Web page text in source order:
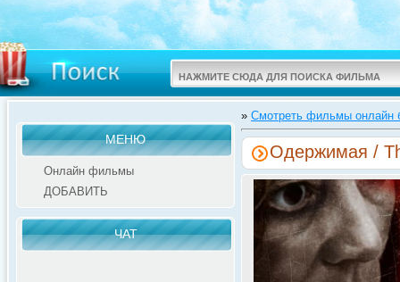
МЕНЮ
Онлайн фильмы
ДОБАВИТЬ
ЧАТ
» Смотреть фильмы онлайн
Одержимая /